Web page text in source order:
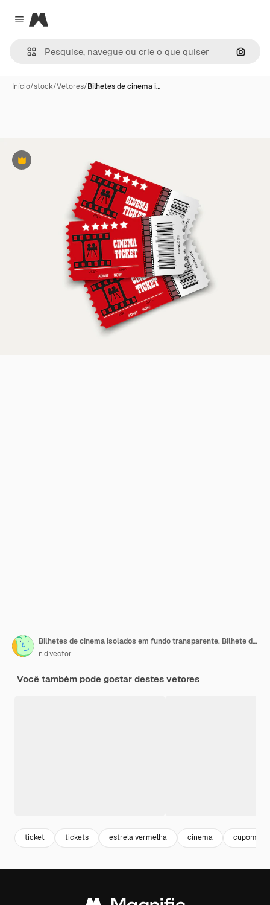
Close menu
Magnific
Início/stock/Vetores/Bilhetes de cinema i…
Premium
Bilhetes de cinema isolados em fundo transparente. Bilhete de entrada de cinema realista.
n.d.vector
Você também pode gostar destes vetores
ticket tickets estrela vermelha cinema cupom